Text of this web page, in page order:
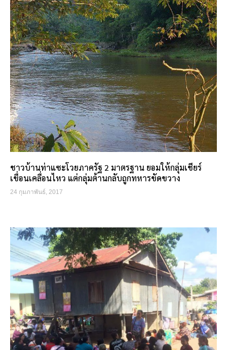
ชาวบ้านท่าแซะโวยภาครัฐ 2 มาตรฐาน ยอมให้กลุ่มเชียร์
เขื่อนเคลื่อนไหว แต่กลุ่มต้านกลับถูกทหารขัดขวาง
24 กุมภาพันธ์, 2017